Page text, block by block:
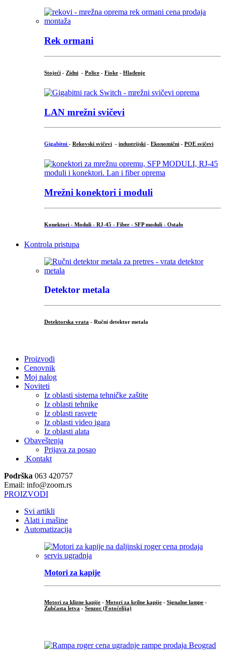
Rek ormani
Stojeći - Zidni - Police - Fioke - Hlađenje
LAN mrežni svičevi
Gigabitni - Rekovski svičevi - industrijski - Ekonomični - POE svičevi
Mrežni konektori i moduli
Konektori - Moduli - RJ-45 - Fiber - SFP moduli - Ostalo
Kontrola pristupa
Detektor metala
Detektorska vrata - Ručni detektor metala
Proizvodi
Cenovnik
Moj nalog
Noviteti
Iz oblasti sistema tehničke zaštite
Iz oblasti tehnike
Iz oblasti rasvete
Iz oblasti video igara
Iz oblasti alata
Obaveštenja
Prijava za posao
Kontakt
Podrška 063 420757
Email: info@zoom.rs
PROIZVODI
Svi artikli
Alati i mašine
Automatizacija
Motori za kapije
Motori za klizne kapije - Motori za krilne kapije - Signalne lampe -
Zubčasta letva - Senzor (Fotoćelija)